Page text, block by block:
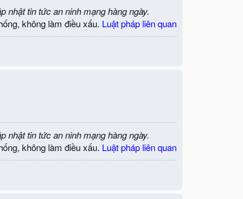
nhật tin tức an ninh mạng hàng ngày.
không làm điều xấu. Luật pháp liên quan
nhật tin tức an ninh mạng hàng ngày.
không làm điều xấu. Luật pháp liên quan